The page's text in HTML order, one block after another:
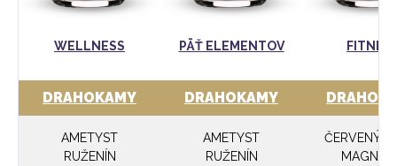
WELLNESS PÄŤ ELEMENTOV
DRAHOKAMY
AMETYST
RUŽENÍN
DRAHOKAMY
AMETYST
RUŽENÍN
ČERVENÝ